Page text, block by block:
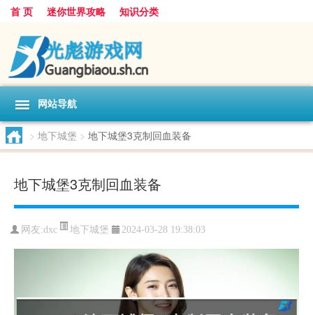
首 页 迷你世界攻略 知识分类
网站导航
> 地下城堡 > 地下城堡3克制回血装备
地下城堡3克制回血装备
网友:dxc 地下城堡 2024-03-28 19:38:03